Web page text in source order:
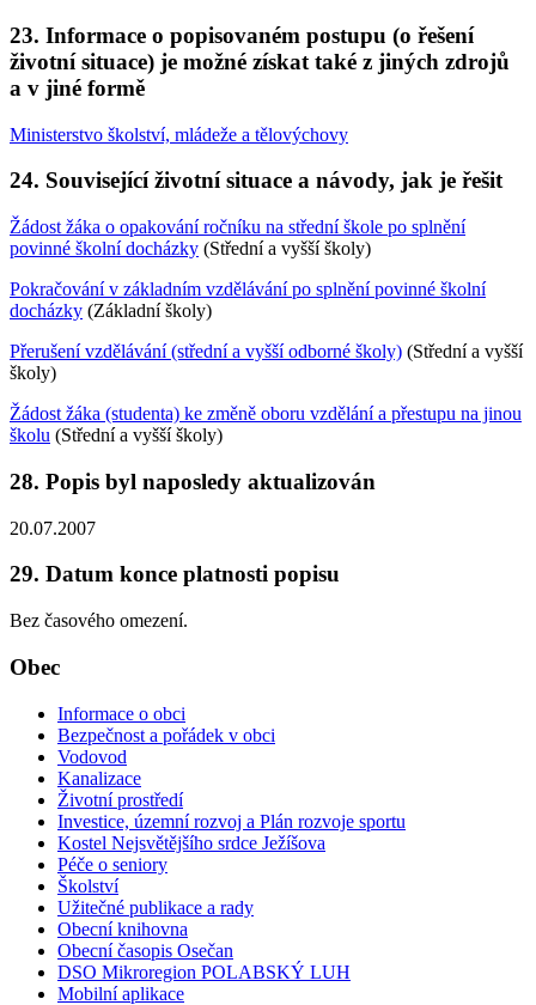
23. Informace o popisovaném postupu (o řešení
životní situace) je možné získat také z jiných zdrojů
a v jiné formě
Ministerstvo školství, mládeže a tělovýchovy
24. Související životní situace a návody, jak je řešit
Žádost žáka o opakování ročníku na střední škole po splnění
povinné školní docházky (Střední a vyšší školy)
Pokračování v základním vzdělávání po splnění povinné školní
docházky (Základní školy)
Přerušení vzdělávání (střední a vyšší odborné školy) (Střední a vyšší
školy)
Žádost žáka (studenta) ke změně oboru vzdělání a přestupu na jinou
školu (Střední a vyšší školy)
28. Popis byl naposledy aktualizován
20.07.2007
29. Datum konce platnosti popisu
Bez časového omezení.
Obec
Informace o obci
Bezpečnost a pořádek v obci
Vodovod
Kanalizace
Životní prostředí
Investice, územní rozvoj a Plán rozvoje sportu
Kostel Nejsvětějšího srdce Ježíšova
Péče o seniory
Školství
Užitečné publikace a rady
Obecní knihovna
Obecní časopis Osečan
DSO Mikroregion POLABSKÝ LUH
Mobilní aplikace